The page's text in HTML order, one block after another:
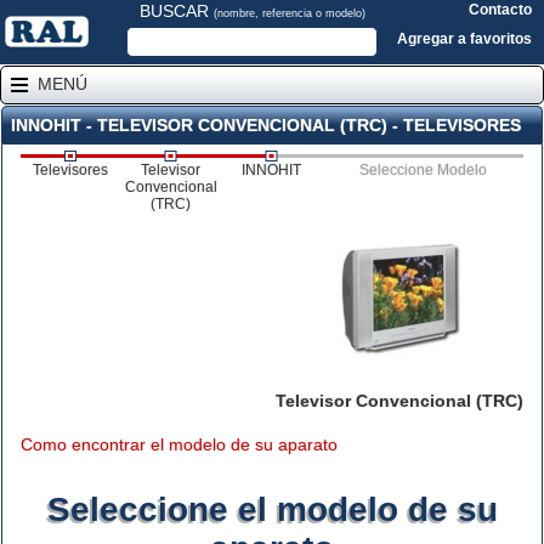
BUSCAR (nombre, referencia o modelo)
Contacto
Agregar a favoritos
MENÚ
INNOHIT - TELEVISOR CONVENCIONAL (TRC) - TELEVISORES
Televisores
Televisor
Convencional
(TRC)
INNOHIT Seleccione Modelo
Televisor Convencional (TRC)
Como encontrar el modelo de su aparato
Seleccione el modelo de su